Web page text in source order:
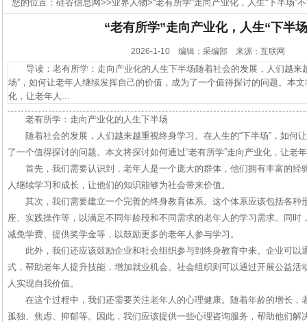
您的位置： 硅谷信息网>>业界人物>“老有所学”走向产业化，人生“下半场”
“老有所学”走向产业化，人生“下半
2026-1-10 编辑：采编部 来源：互联网
导读：老有所学：走向产业化的人生下半场随着社会的发展，人们越来
场”，如何让老年人继续发挥自己的价值，成为了一个值得探讨的问题。本
化，让老年人...
老有所学：走向产业化的人生下半场
随着社会的发展，人们越来越重视终身学习。在人生的“下半场”，如何
了一个值得探讨的问题。本文将探讨如何通过“老有所学”走向产业化，让老
首先，我们需要认识到，老年人是一个庞大的群体，他们拥有丰富的经
人继续学习和成长，让他们的知识能够为社会带来价值。
其次，我们需要建立一个完善的终身教育体系。这个体系应该包括各种
座、实践操作等，以满足不同年龄段和不同需求的老年人的学习需求。同时
减免学费、提供奖学金等，以鼓励更多的老年人参与学习。
此外，我们还应该鼓励企业和社会组织参与到终身教育中来。企业可以
式，帮助老年人提升技能，增加就业机会。社会组织则可以通过开展公益活
人实现自我价值。
在这个过程中，我们还需要关注老年人的心理健康。随着年龄的增长，
孤独、焦虑、抑郁等。因此，我们应该提供一些心理咨询服务，帮助他们解